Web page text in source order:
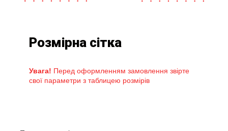
Розмірна сітка
Увага! Перед оформленням замовлення звірте
свої параметри з таблицею розмірів